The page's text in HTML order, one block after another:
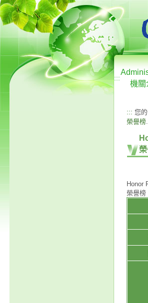
:::
機關
::: 您的
榮譽榜.
Honor
榮譽榜